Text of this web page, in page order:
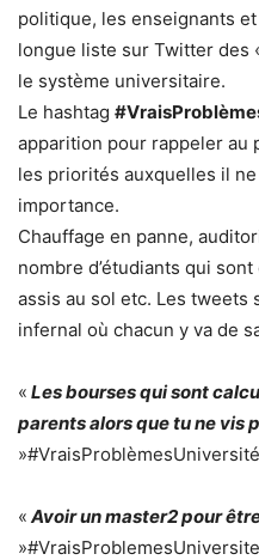
politique, les enseignants
longue liste sur Twitter des
le système universitaire.
Le hashtag
apparition pour rappeler
les priorités auxquelles il
importance.
Chauffage en panne,
nombre d’étudiants qui
assis au sol etc. Les tweets
infernal où chacun y va de
« Les bourses qui sont
parents alors que tu ne vis
»#VraisProblèmesUniversité
« Avoir un master2 pour
»#VraisProblemesUniversite